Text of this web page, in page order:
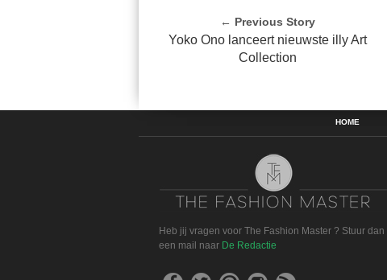
← Previous Story
Yoko Ono lanceert nieuwste illy Art
Collection
HOME
Heb jij vragen voor The Fashion Master ? Stuur dan
een mail naar De Redactie